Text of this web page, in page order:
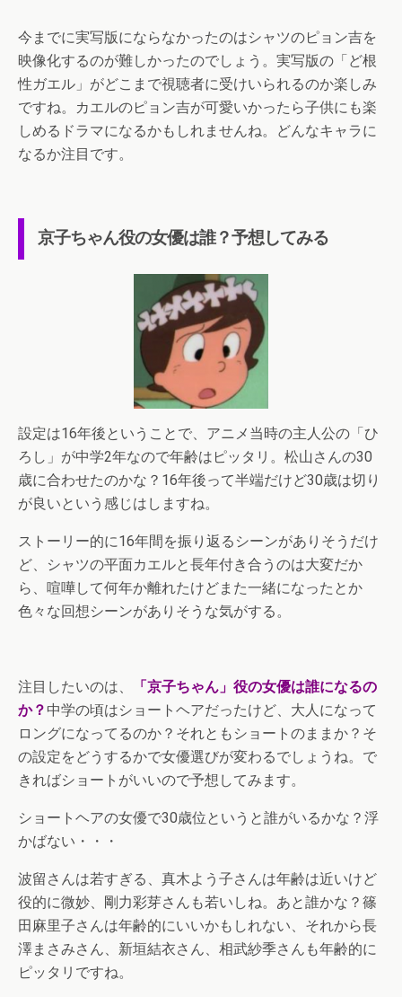
今までに実写版にならなかったのはシャツのピョン吉を
映像化するのが難しかったのでしょう。実写版の「ど根
性ガエル」がどこまで視聴者に受けいられるのか楽しみ
ですね。カエルのピョン吉が可愛いかったら子供にも楽
しめるドラマになるかもしれませんね。どんなキャラに
なるか注目です。
京子ちゃん役の女優は誰？予想してみる
設定は16年後ということで、アニメ当時の主人公の「ひ
ろし」が中学2年なので年齢はピッタリ。松山さんの30
歳に合わせたのかな？16年後って半端だけど30歳は切り
が良いという感じはしますね。
ストーリー的に16年間を振り返るシーンがありそうだけ
ど、シャツの平面カエルと長年付き合うのは大変だか
ら、喧嘩して何年か離れたけどまた一緒になったとか
色々な回想シーンがありそうな気がする。
注目したいのは、
「京子ちゃん」役の女優は誰になるの
か？ 中学の頃はショートヘアだったけど、大人になって
ロングになってるのか？それともショートのままか？そ
の設定をどうするかで女優選びが変わるでしょうね。で
きればショートがいいので予想してみます。
ショートヘアの女優で30歳位というと誰がいるかな？浮
かばない・・・
波留さんは若すぎる、真木よう子さんは年齢は近いけど
役的に微妙、剛力彩芽さんも若いしね。あと誰かな？篠
田麻里子さんは年齢的にいいかもしれない、それから長
澤まさみさん、新垣結衣さん、相武紗季さんも年齢的に
ピッタリですね。